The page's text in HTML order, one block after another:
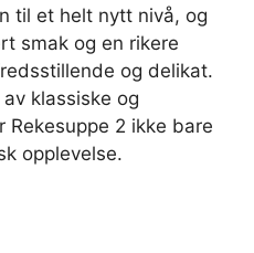
til et helt nytt nivå, og
smak og en rikere
og delikat.
klassiske og
Rekesuppe 2 ikke bare
opplevelse.